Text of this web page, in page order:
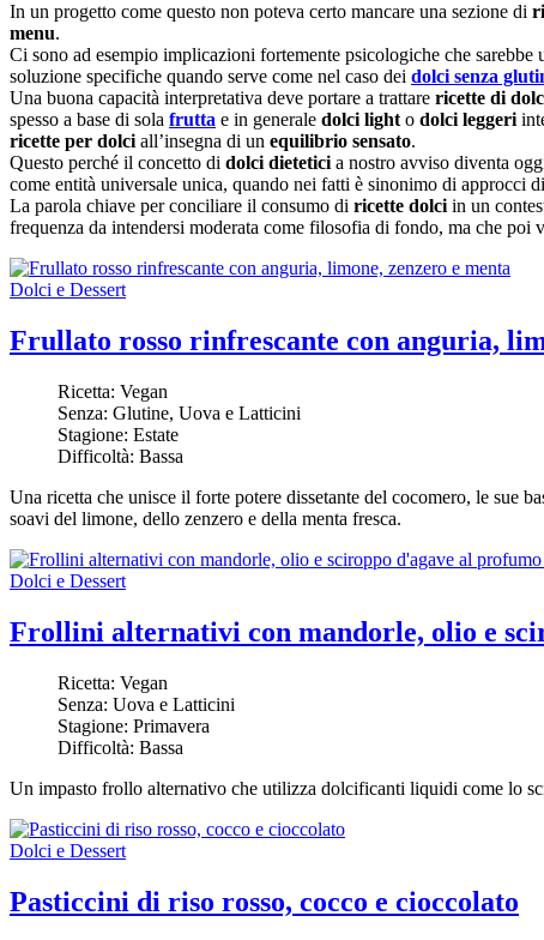
In un progetto come questo non poteva certo mancare una sezione di
menu.
Ci sono ad esempio implicazioni fortemente psicologiche che
soluzione specifiche quando serve come nel caso dei dolci senza
Una buona capacità interpretativa deve portare a trattare ricette di
spesso a base di sola frutta e in generale dolci lighto dolci leggeri
ricette per dolciall’insegna di un equilibrio sensato.
Questo perché il concetto di dolci dieteticia nostro avviso diventa
come entità universale unica, quando nei fatti è sinonimo di approcci
La parola chiave per conciliare il consumo di ricette dolciin un
frequenza da intendersi moderata come filosofia di fondo, ma che poi
Dolci e Dessert
Frullato rosso rinfrescante con anguria,
Ricetta: Vegan
Senza: Glutine, Uova e Latticini
Stagione: Estate
Difficoltà: Bassa
Una ricetta che unisce il forte potere dissetante del cocomero, le sue
soavi del limone, dello zenzero e della menta fresca.
Dolci e Dessert
Frollini alternativi con mandorle, olio e
Ricetta: Vegan
Senza: Uova e Latticini
Stagione: Primavera
Difficoltà: Bassa
Un impasto frollo alternativo che utilizza dolcificanti liquidi come lo
Dolci e Dessert
Pasticcini di riso rosso, cocco e cioccolato